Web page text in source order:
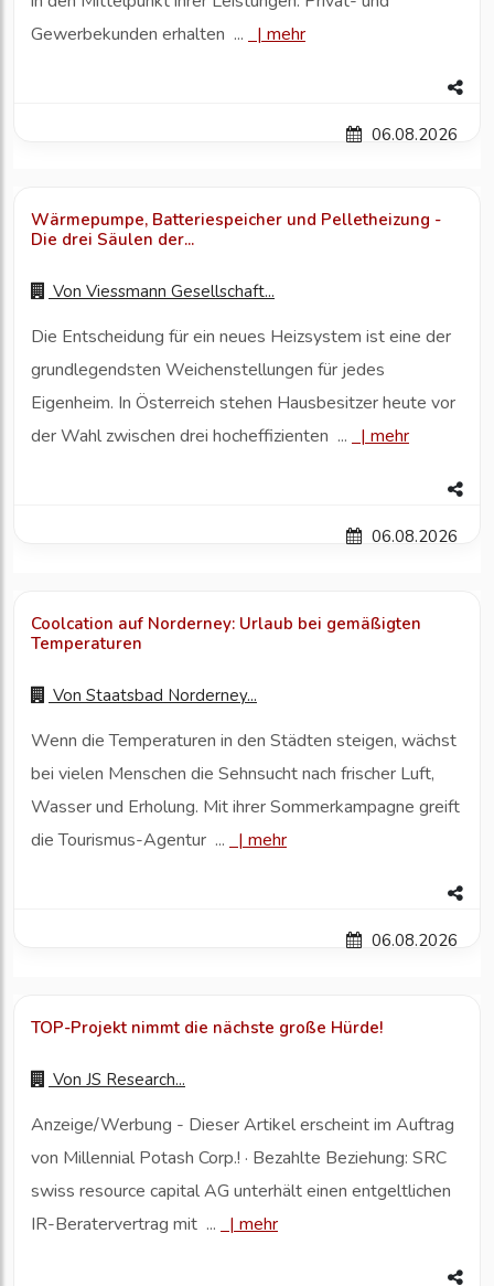
Gewerbekunden erhalten ...
| mehr
06.08.2026
Wärmepumpe, Batteriespeicher und Pelletheizung -
Die drei Säulen der...
Von Viessmann Gesellschaft...
Die Entscheidung für ein neues Heizsystem ist eine der
grundlegendsten Weichenstellungen für jedes
Eigenheim. In Österreich stehen Hausbesitzer heute vor
der Wahl zwischen drei hocheffizienten ...
| mehr
06.08.2026
Coolcation auf Norderney: Urlaub bei gemäßigten
Temperaturen
Von Staatsbad Norderney...
Wenn die Temperaturen in den Städten steigen, wächst
bei vielen Menschen die Sehnsucht nach frischer Luft,
Wasser und Erholung. Mit ihrer Sommerkampagne greift
die Tourismus-Agentur ...
| mehr
06.08.2026
TOP-Projekt nimmt die nächste große Hürde!
Von JS Research...
Anzeige/Werbung - Dieser Artikel erscheint im Auftrag
von Millennial Potash Corp.! · Bezahlte Beziehung: SRC
swiss resource capital AG unterhält einen entgeltlichen
IR-Beratervertrag mit ...
| mehr